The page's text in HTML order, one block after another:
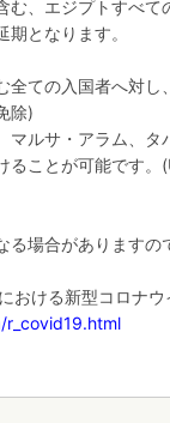
む、エジプトすべ
となります。
全ての入国者へ対
除)
マルサ・アラム、
ることが可能です
る場合があります
おける新型コロナ